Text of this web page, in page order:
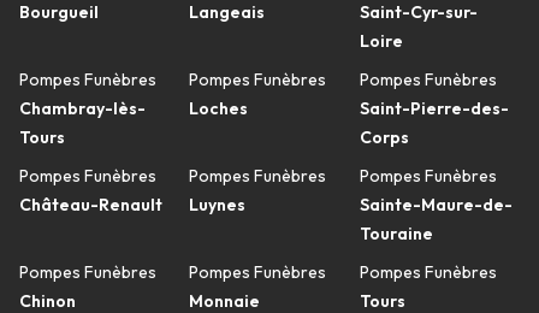
Bourgueil
Pompes Funèbres
Chambray-lès-
Tours
Pompes Funèbres
Château-Renault
Pompes Funèbres
Chinon
Langeais
Pompes Funèbres
Loches
Pompes Funèbres
Luynes
Pompes Funèbres
Monnaie
Saint-Cyr-sur-
Loire
Pompes Funèbres
Saint-Pierre-des-
Corps
Pompes Funèbres
Sainte-Maure-de-
Touraine
Pompes Funèbres
Tours